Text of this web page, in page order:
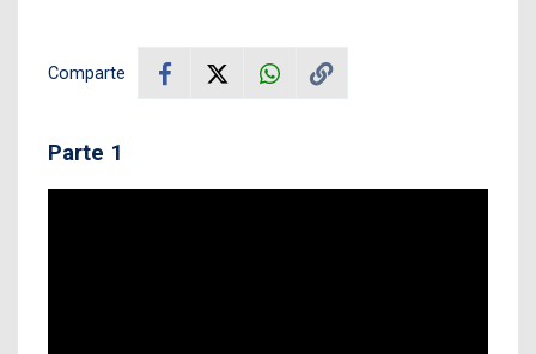
Comparte
Parte 1